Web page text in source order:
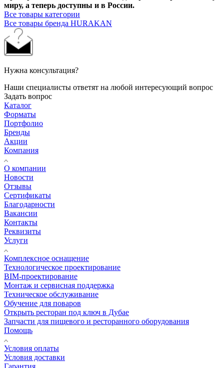
миру, а теперь доступны и в России.
Все товары категории
Все товары бренда HURAKAN
Нужна консультация?
Наши специалисты ответят на любой интересующий вопрос
Задать вопрос
Каталог
Форматы
Портфолио
Бренды
Акции
Компания
О компании
Новости
Отзывы
Сертификаты
Благодарности
Вакансии
Контакты
Реквизиты
Услуги
Комплексное оснащение
Технологическое проектирование
BIM-проектирование
Монтаж и сервисная поддержка
Техническое обслуживание
Обучение для поваров
Открыть ресторан под ключ в Дубае
Запчасти для пищевого и ресторанного оборудования
Помощь
Условия оплаты
Условия доставки
Гарантия